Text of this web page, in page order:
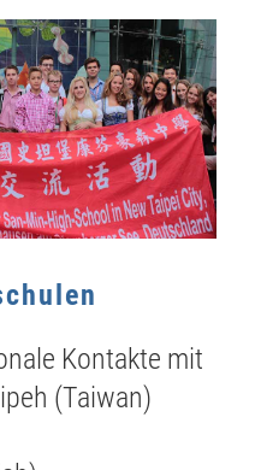
Kontakte mit
(Taiwan)